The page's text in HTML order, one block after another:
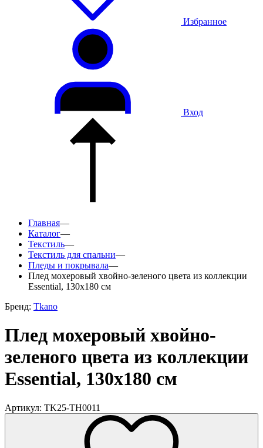
Избранное
Вход
Главная—
Каталог—
Текстиль—
Текстиль для спальни—
Пледы и покрывала—
Плед мохеровый хвойно-зеленого цвета из коллекции
Essential, 130х180 см
Бренд: Tkano
Плед мохеровый хвойно-
зеленого цвета из коллекции
Essential, 130х180 см
Артикул: TK25-TH0011